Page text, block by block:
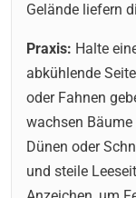
Gelände liefern
Praxis: Halte
abkühlende
oder Fahnen
wachsen
Dünen oder
und steile